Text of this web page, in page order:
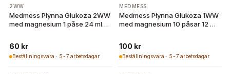
2WW
Medmess Płynna Glukoza 2WW
med magnesium 1 påse 24 ml
60 kr
Beställningsvara · 5-7 arbetsdagar
MEDMESS
Medmess Płynna Glukoza 1WW
med magnesium 10 påsar 12 ml
100 kr
Beställningsvara · 5-7 arbetsdagar